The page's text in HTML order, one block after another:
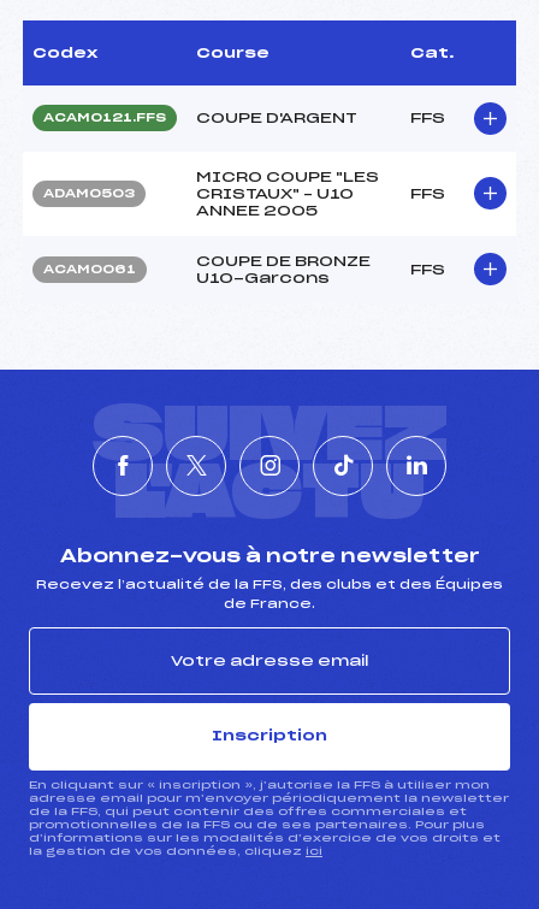
Codex Course Cat.
ACAM0121.FFS COUPE D'ARGENT FFS
ADAM0503
MICRO COUPE "LES
CRISTAUX" – U10
ANNEE 2005
FFS
ACAM0061
COUPE DE BRONZE
U10-Garcons
FFS
SUIVEZ
L'ACTU
Abonnez-vous à notre newsletter
Recevez l’actualité de la FFS, des clubs et des Équipes
de France.
Inscription
En cliquant sur « inscription », j’autorise la FFS à utiliser mon
adresse email pour m’envoyer périodiquement la newsletter
de la FFS, qui peut contenir des offres commerciales et
promotionnelles de la FFS ou de ses partenaires. Pour plus
d’informations sur les modalités d’exercice de vos droits et
la gestion de vos données, cliquez ici